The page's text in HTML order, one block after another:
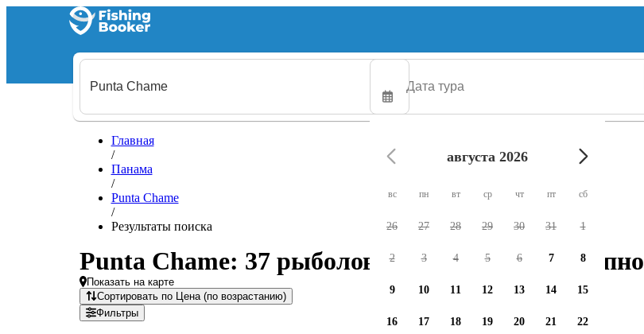
Главная
/
Панама
/
Punta Chame
/
Результаты поиска
Punta Chame: 37 рыболовных чартеров доступно
Показать на карте
Сортировать по Цена (по возрастанию)
Фильтры
августа 2026
вс пн вт ср чт пт сб
26 27 28 29 30 31 1
2 3 4 5 6 7 8
9 10 11 12 13 14 15
16 17 18 19 20 21 22